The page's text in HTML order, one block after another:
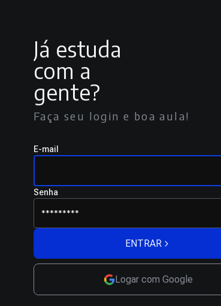
Já estuda
com a
gente?
Faça seu login e boa aula!
E-mail
Senha
ENTRAR
Logar com Google